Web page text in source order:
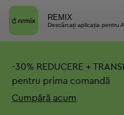
REMIX
Descărcați aplicația pentru
-30% REDUCERE +
pentru prima comandă
Cumpără acum